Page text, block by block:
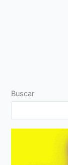
Buscar